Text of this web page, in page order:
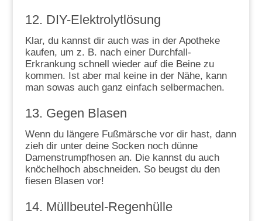
12. DIY-Elektrolytlösung
Klar, du kannst dir auch was in der Apotheke
kaufen, um z. B. nach einer Durchfall-
Erkrankung schnell wieder auf die Beine zu
kommen. Ist aber mal keine in der Nähe, kann
man sowas auch ganz einfach selbermachen.
13. Gegen Blasen
Wenn du längere Fußmärsche vor dir hast, dann
zieh dir unter deine Socken noch dünne
Damenstrumpfhosen an. Die kannst du auch
knöchelhoch abschneiden. So beugst du den
fiesen Blasen vor!
14. Müllbeutel-Regenhülle